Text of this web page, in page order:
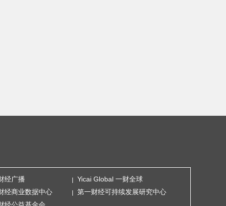
经广播
Yicai Global 一财全球
经商业数据中心
第一财经可持续发展研究中心